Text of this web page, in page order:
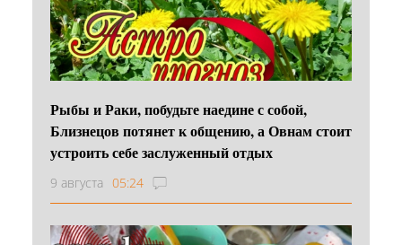
Рыбы и Раки, побудьте наедине с собой,
Близнецов потянет к общению, а Овнам стоит
устроить себе заслуженный отдых
9 августа 05:24